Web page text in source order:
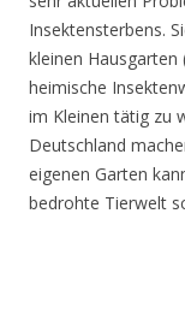
Insektensterbens.
kleinen Hausgarten
heimische
im Kleinen tätig zu
Deutschland
eigenen Garten
bedrohte Tierwelt